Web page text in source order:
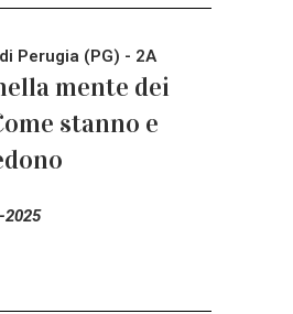
Perugia (PG) - 2A
mente dei
stanno e
2025